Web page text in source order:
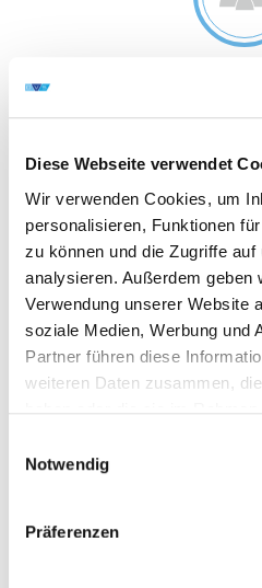
Diese Webseite verwendet
Wir verwenden Cookies, um
personalisieren, Funktionen
zu können und die Zugriffe
analysieren. Außerdem geben
Verwendung unserer Website
soziale Medien, Werbung und
Partner führen diese
weiteren Daten zusammen,
Notwendig
Präferenzen
SCHWEISSEN IN